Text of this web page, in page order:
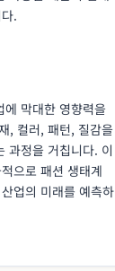
.
막대한 영향력을
, 컬러, 패턴, 질감을
과정을 거칩니다. 이
으로 패션 생태계
업의 미래를 예측하